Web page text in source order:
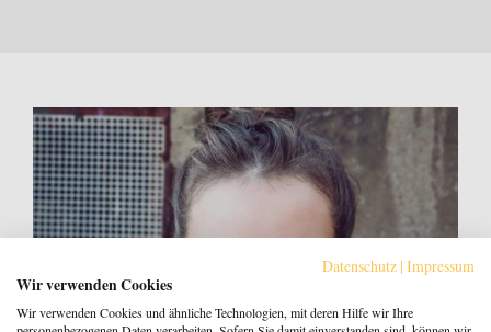
Datenschutz | Impressum
Wir verwenden Cookies
Wir verwenden Cookies und ähnliche Technologien, mit deren Hilfe wir Ihre